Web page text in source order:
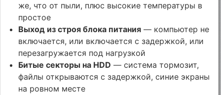
же, что от пыли, плюс высокие температуры в
простое
Выход из строя блока питания — компьютер не
включается, или включается с задержкой, или
перезагружается под нагрузкой
Битые секторы на HDD — система тормозит,
файлы открываются с задержкой, синие экраны
на ровном месте